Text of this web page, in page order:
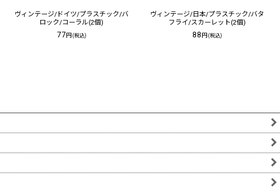
ヴィンテージ/ドイツ/プラスチック/バ
ロック/コーラル(2個)
77円(税込)
ヴィンテージ/日本/プラスチック/バタ
フライ/スカーレット(2個)
88円(税込)